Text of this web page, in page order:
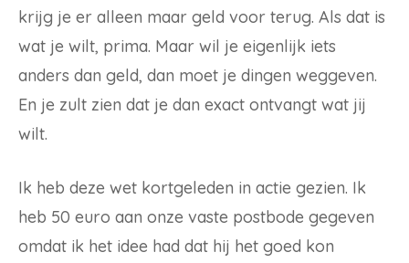
krijg je er alleen maar geld voor terug. Als dat is
wat je wilt, prima. Maar wil je eigenlijk iets
anders dan geld, dan moet je dingen weggeven.
En je zult zien dat je dan exact ontvangt wat jij
wilt.
Ik heb deze wet kortgeleden in actie gezien. Ik
heb 50 euro aan onze vaste postbode gegeven
omdat ik het idee had dat hij het goed kon